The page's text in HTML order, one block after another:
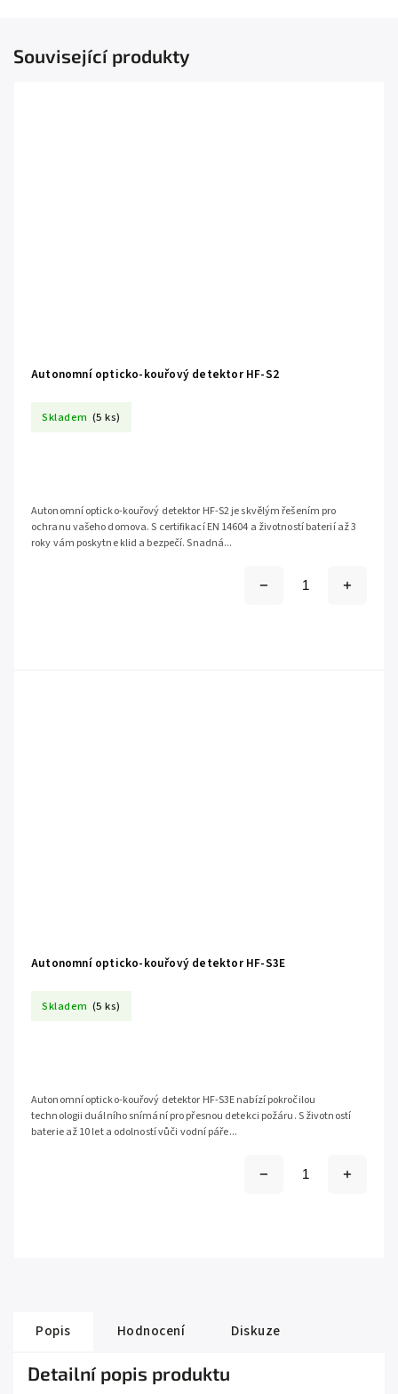
Související produkty
Autonomní opticko-kouřový detektor HF-S2
Skladem (5 ks)
Autonomní opticko-kouřový detektor HF-S2 je skvělým řešením pro
ochranu vašeho domova. S certifikací EN 14604 a životností baterií až 3
roky vám poskytne klid a bezpečí. Snadná...
Autonomní opticko-kouřový detektor HF-S3E
Skladem (5 ks)
Autonomní opticko-kouřový detektor HF-S3E nabízí pokročilou
technologii duálního snímání pro přesnou detekci požáru. S životností
baterie až 10 let a odolností vůči vodní páře...
Popis Hodnocení Diskuze
Detailní popis produktu